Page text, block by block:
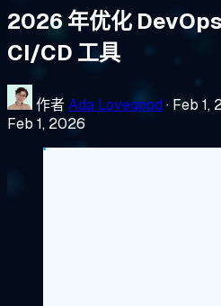
2026 年优化
CI/CD 工具
作者Ada Lovegood· Feb 1,
Feb 1, 2026